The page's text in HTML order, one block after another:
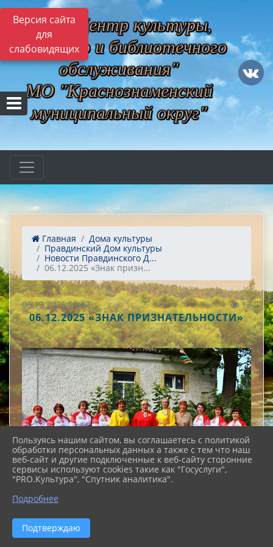
Версия сайта
для
слабовидящих
МБУ "Центр культуры,
музейного и библиотечного
обслуживания"
МО "Краснознаменский
муниципальный округ"
Главная
Дома культуры
Правдинский Дом культуры
Новости Правдинского Д...
06.12.2025 «Знак призн...
06.12.2025 13:37 13
06.12.2025 «ЗНАК ПРИЗНАТЕЛЬНОСТИ»
Пользуясь нашим сайтом, вы соглашаетесь с политикой
обработки персональных данных а также с тем что наш
веб-сайт и другие подключенные к веб-сайту сторонние
сервисы используют cookies такие как "Госуслуги",
"PRO.Культура", "Спутник аналитика".
Подробнее
Подтверждаю